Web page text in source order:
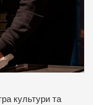
культури та